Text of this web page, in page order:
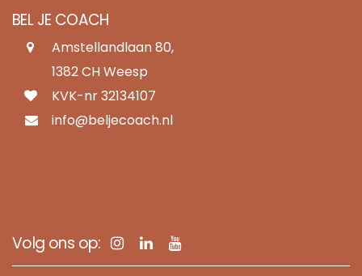
BEL JE COACH
Amstellandlaan 80,
1382 CH Weesp
KVK-nr 32134107
info@beljecoach.nl
Volg ons op: